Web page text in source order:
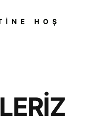
HOŞ